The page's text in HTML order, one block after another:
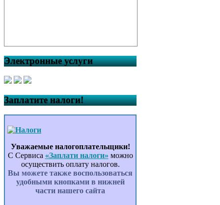
Электронные услуги
Заплатите налоги!
Уважаемые налогоплательщики!
С Сервиса «Заплати налоги» можно
осуществить оплату налогов.
Вы можете также воспользоваться
удобными кнопками в нижней
части нашего сайта